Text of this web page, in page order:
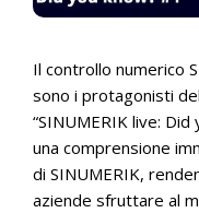
Il controllo numerico
sono i protagonisti
“SINUMERIK live:
una comprensione
di SINUMERIK,
aziende sfruttare al